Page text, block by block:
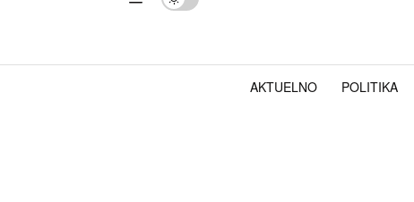
AKTUELNO POLITIKA